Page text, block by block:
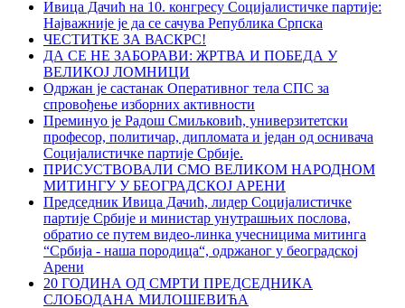
Ивица Дачић на 10. конгресу Социјалистичке партије:
Најважније је да се сачува Република Српска
ЧЕСТИТКЕ ЗА ВАСКРС!
ДА СЕ НЕ ЗАБОРАВИ: ЖРТВА И ПОБЕДА У
ВЕЛИКОЈ ЛОМНИЦИ
Oдржан је састанак Оперативног тела СПС за
спровођење изборних активности
Преминуо је Радош Смиљковић, универзитетски
професор, политичар, дипломата и један од оснивача
Социјалистичке партије Србије.
ПРИСУСТВОВАЛИ СМО ВЕЛИКОМ НАРОДНОМ
МИТИНГУ У БЕОГРАДСКОЈ АРЕНИ
Председник Ивица Дачић, лидер Социјалистичке
партије Србије и министар унутрашњих послова,
обратио се путем видео-линка учесницима митинга
“Србија - наша породица“, одржаног у београдској
Арени
20 ГОДИНА ОД СМРТИ ПРЕДСЕДНИКА
СЛОБОДАНА МИЛОШЕВИЋА